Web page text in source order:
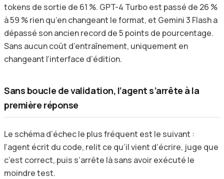
tokens de sortie de 61 %. GPT-4 Turbo est passé de 26 %
à 59 % rien qu’en changeant le format, et Gemini 3 Flash a
dépassé son ancien record de 5 points de pourcentage.
Sans aucun coût d’entraînement, uniquement en
changeant l’interface d’édition.
Sans boucle de validation, l’agent s’arrête à la
première réponse
Le schéma d’échec le plus fréquent est le suivant :
l’agent écrit du code, relit ce qu’il vient d’écrire, juge que
c’est correct, puis s’arrête là sans avoir exécuté le
moindre test.